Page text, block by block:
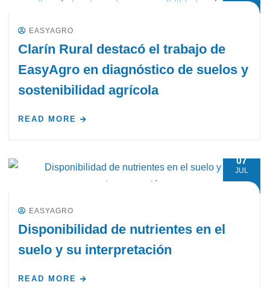
EASYAGRO
Clarín Rural destacó el trabajo de
EasyAgro en diagnóstico de suelos y
sostenibilidad agrícola
READ MORE
07
JUL
EASYAGRO
Disponibilidad de nutrientes en el
suelo y su interpretación
READ MORE